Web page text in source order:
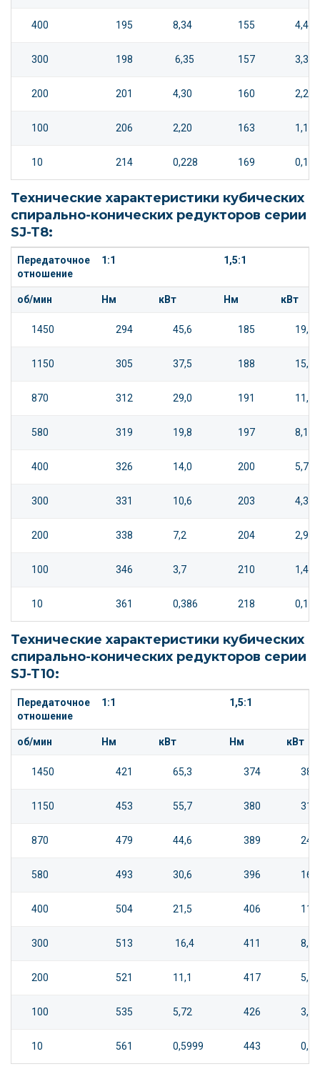
400 195 8,34 155 4,41
300 198 6,35 157 3,35
200 201 4,30 160 2,28
100 206 2,20 163 1,16
10 214 0,228 169 0,12
Технические характеристики кубических
спирально-конических редукторов серии
SJ-T8:
Передаточное
отношение
1:1 1,5:1
об/мин Нм кВт Нм кВт
1450 294 45,6 185 19,1
1150 305 37,5 188 15,4
870 312 29,0 191 11,8
580 319 19,8 197 8,14
400 326 14,0 200 5,70
300 331 10,6 203 4,34
200 338 7,2 204 2,91
100 346 3,7 210 1,49
10 361 0,386 218 0,155
Технические характеристики кубических
спирально-конических редукторов серии
SJ-T10:
Передаточное
отношение
1:1 1,5:1
об/мин Нм кВт Нм кВт
1450 421 65,3 374 38,7
1150 453 55,7 380 31,2
870 479 44,6 389 24,1
580 493 30,6 396 16,4
400 504 21,5 406 11,6
300 513 16,4 411 8,78
200 521 11,1 417 5,95
100 535 5,72 426 3,04
10 561 0,5999 443